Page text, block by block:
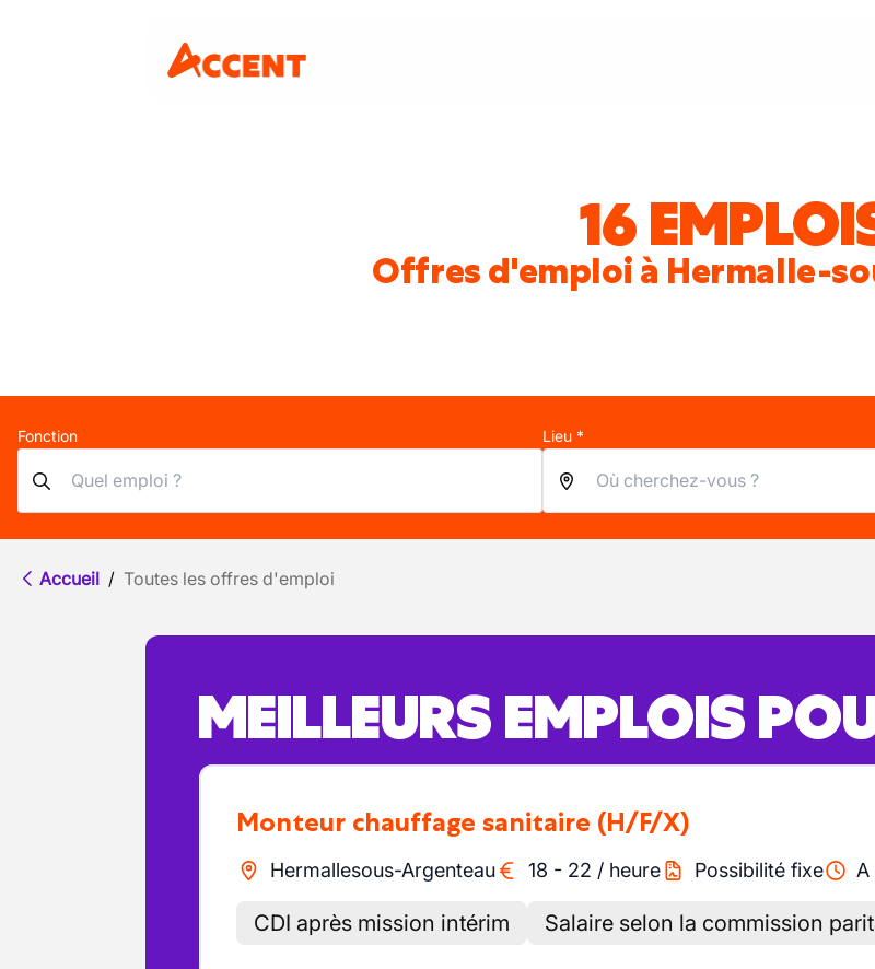
16
Offres d'emploi à Hermalle-
Fonction Lieu *
Accueil / Toutes les offres d'emploi
MEILLEURS EMPLOIS
Monteur chauffage sanitaire (H/F/X)
Hermallesous-Argenteau 18 - 22 / heure Possibilité fixe A
CDI après mission intérim Salaire selon la commission